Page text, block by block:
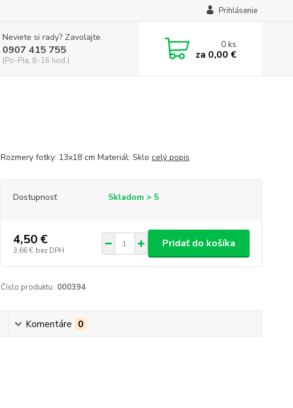
Prihlásenie
Neviete si rady? Zavolajte.
0907 415 755
(Po-Pia, 8-16 hod.)
0ks
za 0,00 €
Rozmery fotky: 13x18 cm Materiál: Sklo celý popis
Dostupnosť Skladom > 5
4,50 €
3,66 € bez DPH
Pridať do košíka
Číslo produktu: 000394
Komentáre 0